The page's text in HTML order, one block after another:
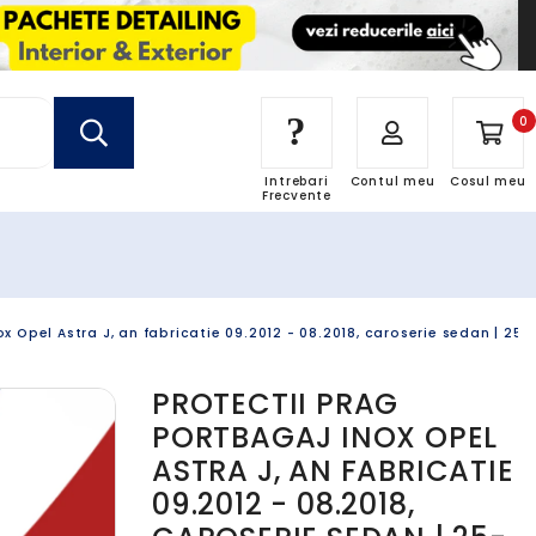
0
Cosul meu
Contul meu
?
Intrebari
Frecvente
Astra J, an fabricatie 09.2012 - 08.2018, caroserie sedan | 25-
PROTECTII PRAG
PORTBAGAJ INOX OPEL
ASTRA J, AN FABRICATIE
09.2012 - 08.2018,